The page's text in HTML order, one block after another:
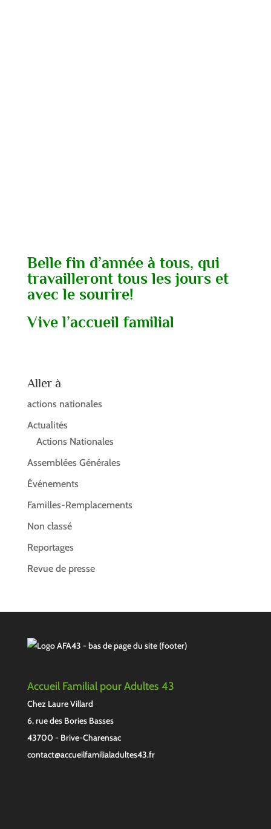
Belle fin d’année à tous, qui
travailleront tous les jours et
avec le sourire!
Vive l’accueil familial
Aller à
actions nationales
Actualités
Actions Nationales
Assemblées Générales
Événements
Familles-Remplacements
Non classé
Reportages
Revue de presse
Accueil Familial pour Adultes 43
Chez Laure Villard
6, rue des Bories Basses
43700 - Brive-Charensac
contact@accueilfamilialadultes43.fr